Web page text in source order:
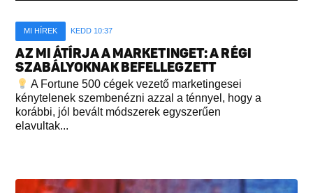
MI HÍREK KEDD 10:37
AZ MI ÁTÍRJA A MARKETINGET: A RÉGI
SZABÁLYOKNAK BEFELLEGZETT
A Fortune 500 cégek vezető marketingesei
kénytelenek szembenézni azzal a ténnyel, hogy a
korábbi, jól bevált módszerek egyszerűen
elavultak...